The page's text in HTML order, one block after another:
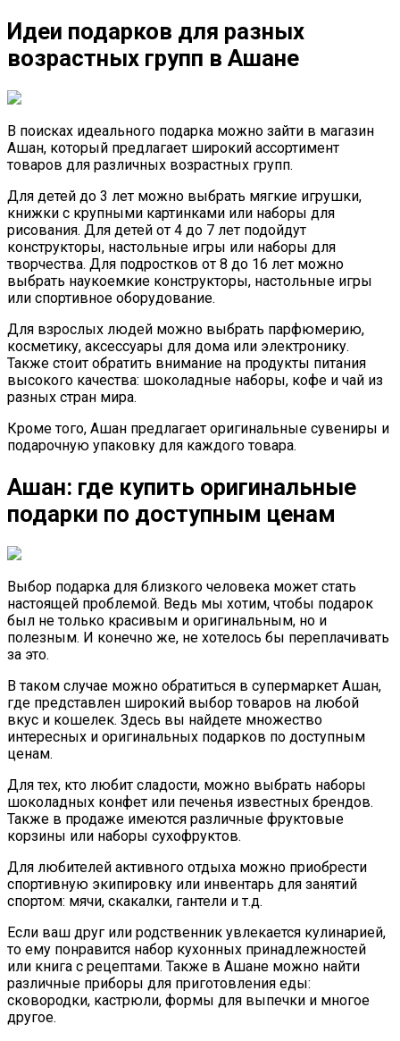
Идеи подарков для разных
возрастных групп в Ашане
В поисках идеального подарка можно зайти в магазин
Ашан, который предлагает широкий ассортимент
товаров для различных возрастных групп.
Для детей до 3 лет можно выбрать мягкие игрушки,
книжки с крупными картинками или наборы для
рисования. Для детей от 4 до 7 лет подойдут
конструкторы, настольные игры или наборы для
творчества. Для подростков от 8 до 16 лет можно
выбрать наукоемкие конструкторы, настольные игры
или спортивное оборудование.
Для взрослых людей можно выбрать парфюмерию,
косметику, аксессуары для дома или электронику.
Также стоит обратить внимание на продукты питания
высокого качества: шоколадные наборы, кофе и чай из
разных стран мира.
Кроме того, Ашан предлагает оригинальные сувениры и
подарочную упаковку для каждого товара.
Ашан: где купить оригинальные
подарки по доступным ценам
Выбор подарка для близкого человека может стать
настоящей проблемой. Ведь мы хотим, чтобы подарок
был не только красивым и оригинальным, но и
полезным. И конечно же, не хотелось бы переплачивать
за это.
В таком случае можно обратиться в супермаркет Ашан,
где представлен широкий выбор товаров на любой
вкус и кошелек. Здесь вы найдете множество
интересных и оригинальных подарков по доступным
ценам.
Для тех, кто любит сладости, можно выбрать наборы
шоколадных конфет или печенья известных брендов.
Также в продаже имеются различные фруктовые
корзины или наборы сухофруктов.
Для любителей активного отдыха можно приобрести
спортивную экипировку или инвентарь для занятий
спортом: мячи, скакалки, гантели и т.д.
Если ваш друг или родственник увлекается кулинарией,
то ему понравится набор кухонных принадлежностей
или книга с рецептами. Также в Ашане можно найти
различные приборы для приготовления еды:
сковородки, кастрюли, формы для выпечки и многое
другое.